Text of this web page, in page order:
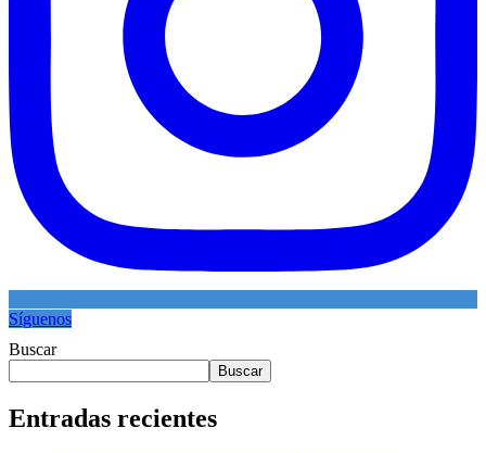
Síguenos
Buscar
Buscar
Entradas recientes